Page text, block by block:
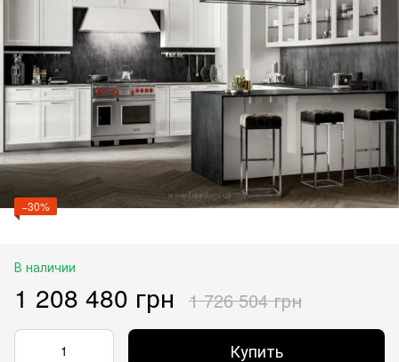
−30%
В наличии
1 208 480 грн 1 726 504 грн
Купить